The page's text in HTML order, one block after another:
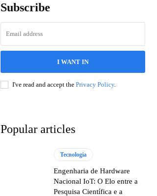
Subscribe
I WANT IN
I've read and accept the Privacy Policy.
Popular articles
Tecnologia
Engenharia de Hardware
Nacional IoT: O Elo entre a
Pesquisa Científica e a